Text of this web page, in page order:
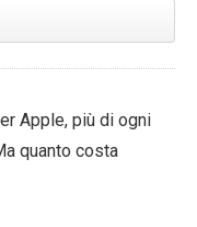
Apple, più di ogni
quanto costa